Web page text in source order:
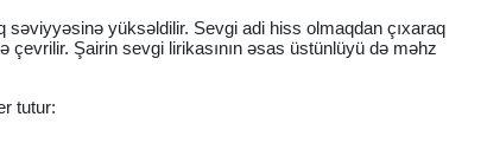
səviyyəsinə yüksəldilir. Sevgi adi hiss olmaqdan çıxaraq
Şairin sevgi lirikasının əsas üstünlüyü də məhz
tutur: